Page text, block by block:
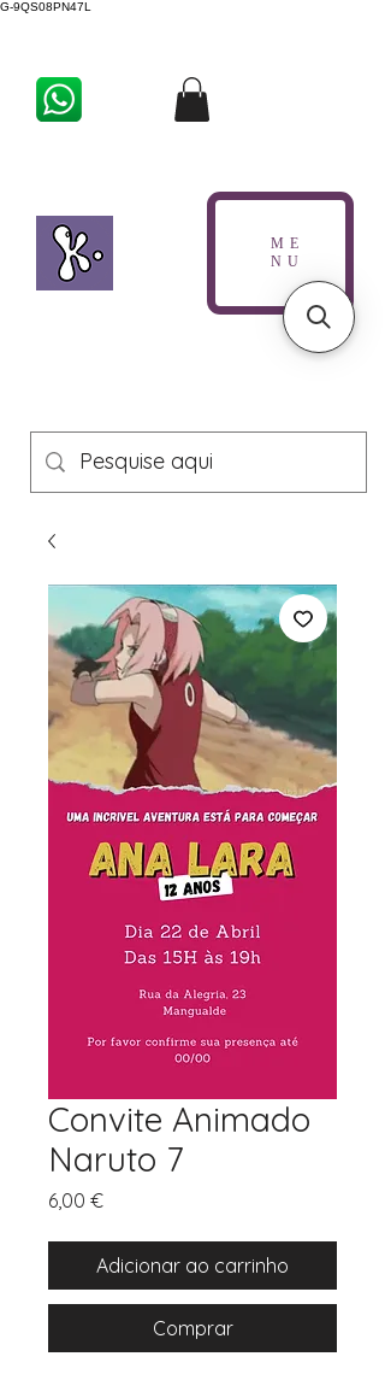
G-9QS08PN47L
ME
NU
Convite Animado
Naruto 7
6,00 €Preço
Adicionar ao carrinho
Comprar